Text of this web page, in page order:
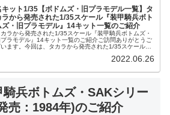
キット1/35【ボドムズ・旧プラモデル一覧】タ
ラから発売された1/35スケール『装甲騎兵ボト
ズ・旧プラモデル』14キット一覧のご紹介
カラから発売された1/35スケール『装甲騎兵ボトムズ・
プラモデル』14キット一覧のご紹介ご訪問ありがとうご
います。今回は、タカラから発売された1/35スケール
2022.06.26
騎兵ボトムズ・SAKシリー
売：1984年)のご紹介